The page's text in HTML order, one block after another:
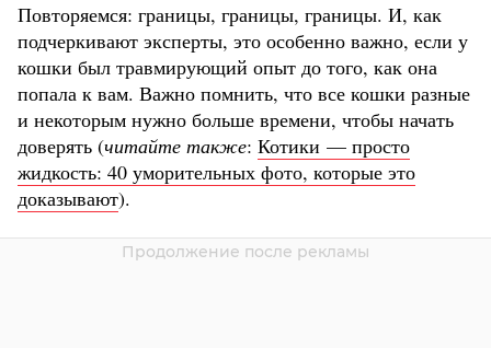
Повторяемся: границы, границы, границы. И, как
подчеркивают эксперты, это особенно важно, если у
кошки был травмирующий опыт до того, как она
попала к вам. Важно помнить, что все кошки разные
и некоторым нужно больше времени, чтобы начать
доверять (читайте также: Котики — просто
жидкость: 40 уморительных фото, которые это
доказывают).